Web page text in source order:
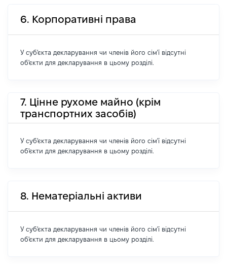
6. Корпоративні права
У суб'єкта декларування чи членів його сім'ї відсутні
об'єкти для декларування в цьому розділі.
7. Цінне рухоме майно (крім
транспортних засобів)
У суб'єкта декларування чи членів його сім'ї відсутні
об'єкти для декларування в цьому розділі.
8. Нематеріальні активи
У суб'єкта декларування чи членів його сім'ї відсутні
об'єкти для декларування в цьому розділі.